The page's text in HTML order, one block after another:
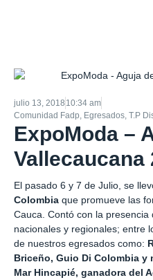
julio 13, 2018 10:34 am
Comunidad Fadp Egresados T.P
ExpoModa –
Vallecaucana
El pasado 6 y 7 de Julio, se
Colombia que promueve las
Cauca. Contó con la presencia
nacionales y regionales; entre
de nuestros egresados como:
Briceño, Guio Di Colombia y
Mar Hincapié, ganadora del